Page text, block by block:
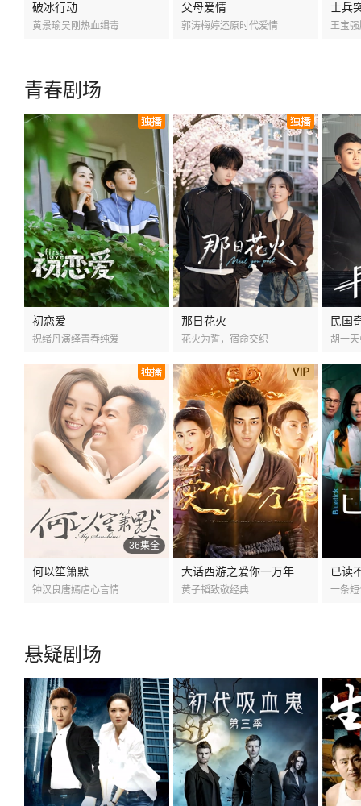
破冰行动
黄景瑜吴刚热血缉毒
父母爱情
郭涛梅婷还原时代爱情
士兵
王宝强
青春剧场
初恋爱
祝绪丹演绎青春纯爱
那日花火
花火为誓，宿命交织
民国
胡一
36集全
何以笙箫默
钟汉良唐嫣虐心言情
大话西游之爱你一万年
黄子韬致敬经典
已读
一条
悬疑剧场